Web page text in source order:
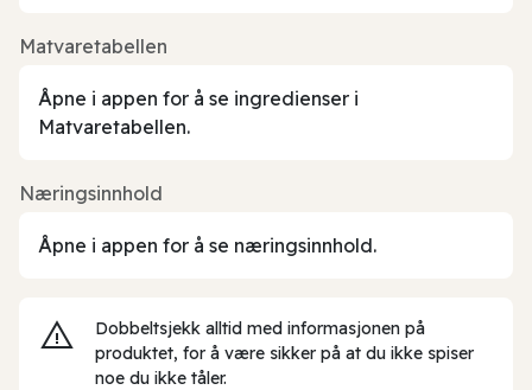
Matvaretabellen
Åpne i appen for å se ingredienser i
Matvaretabellen.
Næringsinnhold
Åpne i appen for å se næringsinnhold.
Dobbeltsjekk alltid med informasjonen på
produktet, for å være sikker på at du ikke spiser
noe du ikke tåler.